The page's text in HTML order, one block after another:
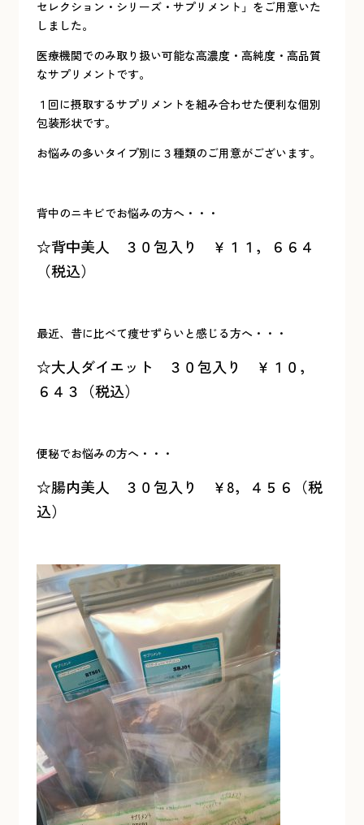
セレクション・シリーズ・サプリメント」をご用意いた
しました。
医療機関でのみ取り扱い可能な高濃度・高純度・高品質
なサプリメントです。
１回に摂取するサプリメントを組み合わせた便利な個別
包装形状です。
お悩みの多いタイプ別に３種類のご用意がございます。
背中のニキビでお悩みの方へ・・・
☆背中美人 ３０包入り ￥１１，６６４
（税込）
最近、昔に比べて痩せずらいと感じる方へ・・・
☆大人ダイエット ３０包入り ￥１０，
６４３（税込）
便秘でお悩みの方へ・・・
☆腸内美人 ３０包入り ￥8，４５６（税
込）